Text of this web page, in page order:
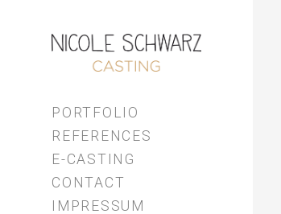
PORTFOLIO
REFERENCES
E-CASTING
CONTACT
IMPRESSUM